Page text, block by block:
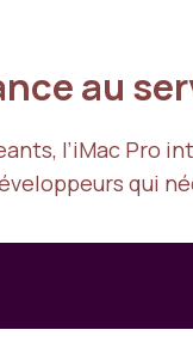
au
l’iMac Pro
qui